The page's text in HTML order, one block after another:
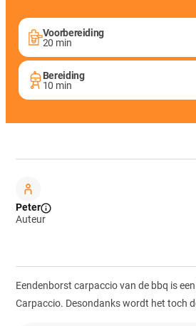
Voorbereiding
20 min
Bereiding
10 min
Peter
Auteur
Eendenborst carpaccio van de bbq is
Carpaccio. Desondanks wordt het toch